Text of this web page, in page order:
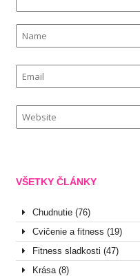
VŠETKY ČLÁNKY
Chudnutie(76)
Cvičenie a fitness (19)
Fitness sladkosti (47)
Krása(8)